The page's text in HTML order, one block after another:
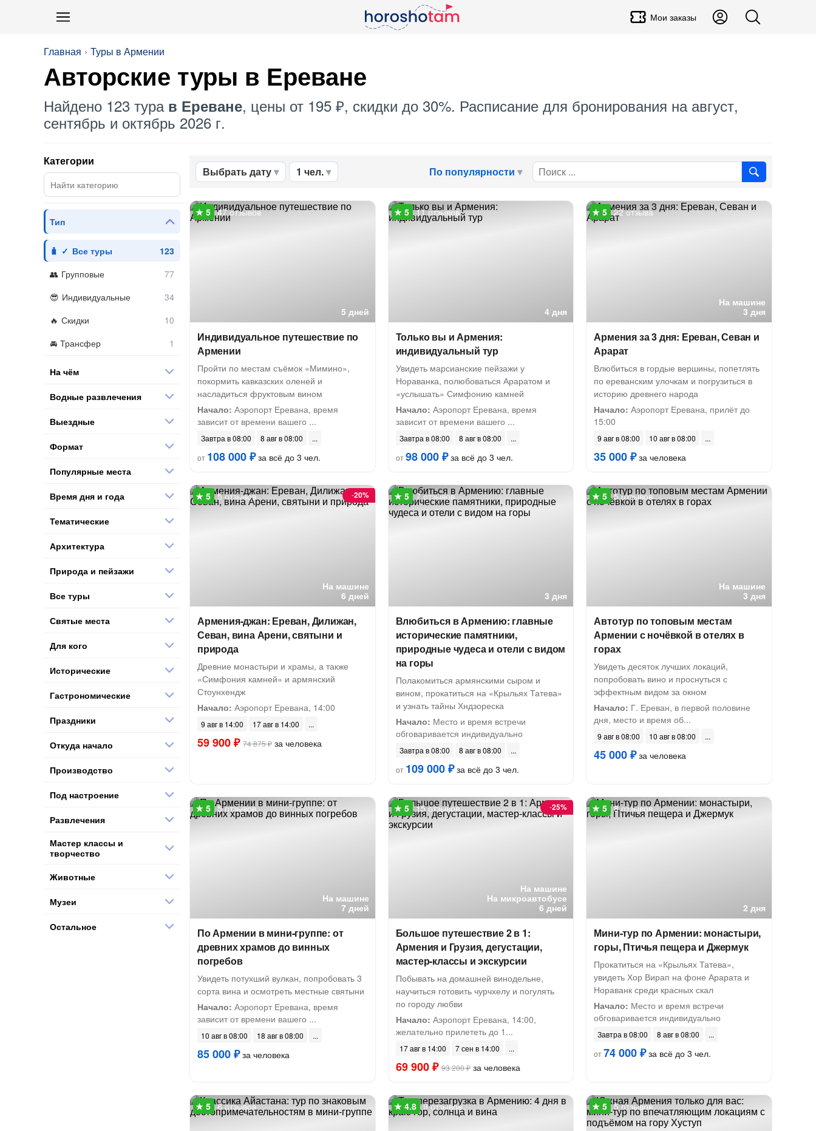
Мои заказы
Главная Туры в Армении
Авторские туры в Ереване
Найдено 123 тура в Ереване, цены от 195 ₽, скидки до 30%. Расписание для бронирования на август,
сентябрь и октябрь 2026 г.
Выбрать дату 1 чел. По популярности
5 дней
47 отзывов
Индивидуальное путешествие по
Армении
Пройти по местам съёмок «Мимино»,
покормить кавказских оленей и
насладиться фруктовым вином
Начало: Аэропорт Еревана, время
зависит от времени вашего ...
Завтра в 08:00
8 авг в 08:00
от 108 000 ₽за всё до 3 чел.
4 дня
11 отзывов
Только вы и Армения:
индивидуальный тур
Увидеть марсианские пейзажи у
Нораванка, полюбоваться Араратом и
«услышать» Симфонию камней
Начало: Аэропорт Еревана, время
зависит от времени вашего ...
Завтра в 08:00
8 авг в 08:00
от98 000 ₽за всё до 3 чел.
На машине
3 дня
22 отзыва
Армения за 3 дня: Ереван, Севан и
Арарат
Влюбиться в гордые вершины, попетлять
по ереванским улочкам и погрузиться в
историю древнего народа
Начало: Аэропорт Еревана, прилёт до
15:00
9 авг в 08:00 10 авг в 08:00
35 000 ₽за человека
На машине
6 дней
-20%
5 отзывов
Армения-джан: Ереван, Дилижан,
Севан, вина Арени, святыни и
природа
Древние монастыри и храмы, а также
«Симфония камней» и армянский
Стоунхендж
Начало: Аэропорт Еревана, 14:00
9 авг в 14:00 17 авг в 14:00
59 900 ₽ 74 875 ₽ за человека
3 дня
7 отзывов
Влюбиться в Армению: главные
исторические памятники,
природные чудеса и отели с видом
на горы
Полакомиться армянскими сыром и
вином, прокатиться на «Крыльях Татева»
и узнать тайны Хндзореска
Начало: Место и время встречи
обговаривается индивидуально
Завтра в 08:00
8 авг в 08:00
от 109 000 ₽за всё до 3 чел.
На машине
3 дня
5 отзывов
Автотур по топовым местам
Армении с ночёвкой в отелях в
горах
Увидеть десяток лучших локаций,
попробовать вино и проснуться с
эффектным видом за окном
Начало: Г. Ереван, в первой половине
дня, место и время об...
9 авг в 08:00 10 авг в 08:00
45 000 ₽за человека
На машине
7 дней
5 отзывов
По Армении в мини-группе: от
древних храмов до винных
погребов
Увидеть потухший вулкан, попробовать 3
сорта вина и осмотреть местные святыни
Начало: Аэропорт Еревана, время
зависит от времени вашего ...
10 авг в 08:00 18 авг в 08:00
85 000 ₽за человека
На машине
На микроавтобусе
6 дней
-25%
15 отзывов
Большое путешествие 2 в 1:
Армения и Грузия, дегустации,
мастер-классы и экскурсии
Побывать на домашней винодельне,
научиться готовить чурчхелу и погулять
по городу любви
Начало: Аэропорт Еревана, 14:00,
желательно прилететь до 1...
17 авг в 14:00 7 сен в 14:00
69 900 ₽ 93 200 ₽за человека
2 дня
8 отзывов
Мини-тур по Армении: монастыри,
горы, Птичья пещера и Джермук
Прокатиться на «Крыльях Татева»,
увидеть Хор Вирап на фоне Арарата и
Нораванк среди красных скал
Начало: Место и время встречи
обговаривается индивидуально
Завтра в 08:00
8 авг в 08:00
от74 000 ₽за всё до 3 чел.
6 отзывов 9 отзывов 5 отзывов
Категории
Тип
Все туры
Групповые
Индивидуальные
Скидки
Трансфер
На чём
Водные развлечения
Выездные
Формат
Популярные места
Время дня и года
Тематические
Архитектура
Природа и пейзажи
Все туры
Святые места
Для кого
Исторические
Гастрономические
Праздники
Откуда начало
Производство
Под настроение
Развлечения
Мастер классы и
творчество
Животные
Музеи
Остальное